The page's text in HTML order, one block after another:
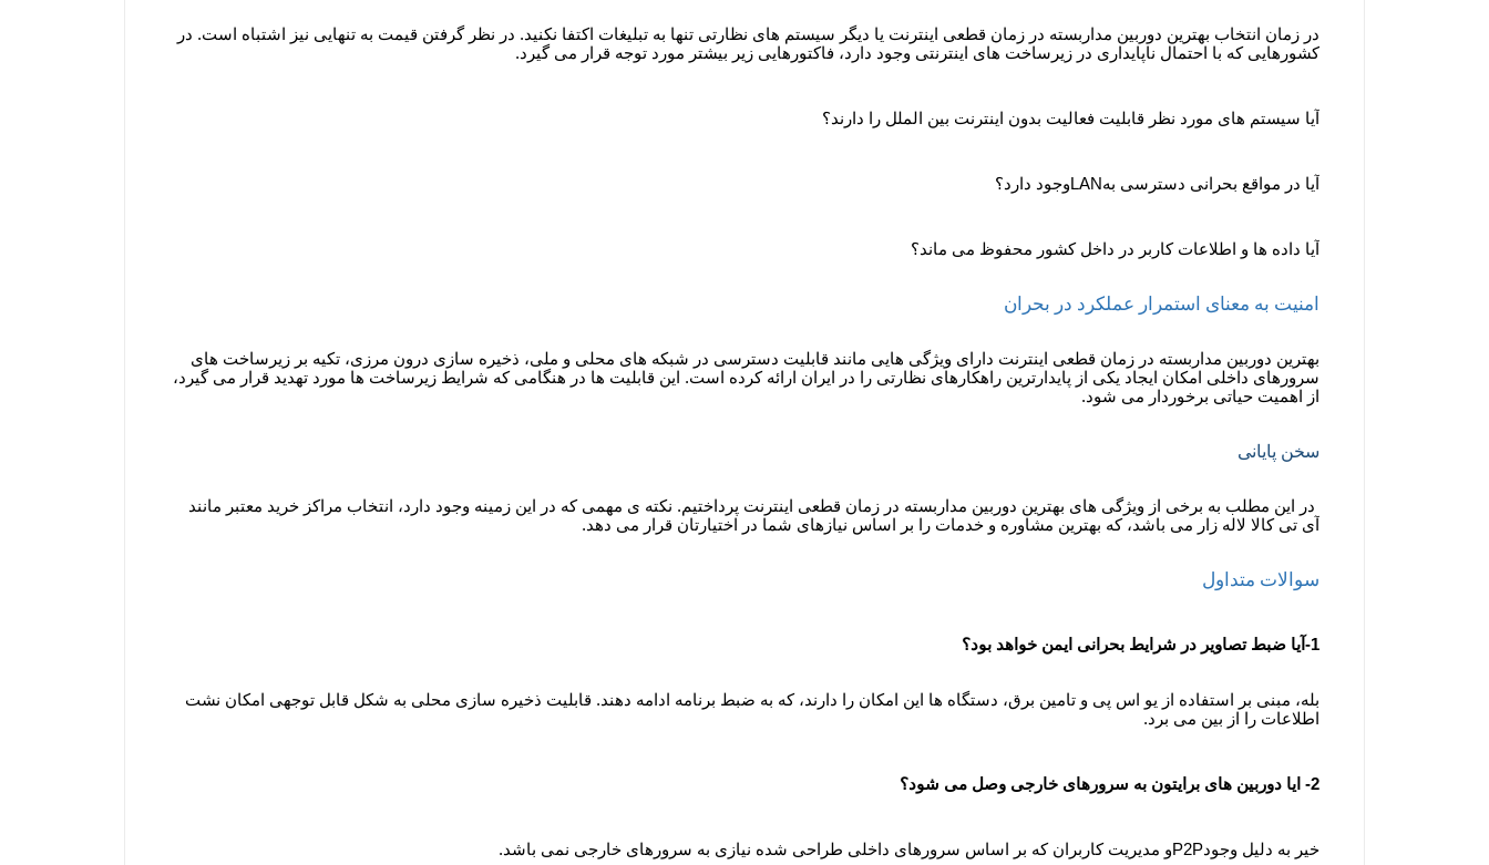
در زمان انتخاب بهترین دوربین مداربسته در زمان قطعی اینترنت یا دیگر سیستم های نظارتی تنها به تبلیغات اکتفا نکنید. در نظر گرفتن قیمت به تنهایی نیز اشتباه است. در
کشورهایی که با احتمال ناپایداری در زیرساخت های اینترنتی وجود دارد، فاکتورهایی زیر بیشتر مورد توجه قرار می گیرد.
آیا سیستم های مورد نظر قابلیت فعالیت بدون اینترنت بین الملل را دارند؟
آیا در مواقع بحرانی دسترسی بهLAN وجود دارد؟
آیا داده ها و اطلاعات کاربر در داخل کشور محفوظ می ماند؟
امنیت به معنای استمرار عملکرد در بحران
بهترین دوربین مداربسته در زمان قطعی اینترنت دارای ویژگی هایی مانند قابلیت دسترسی در شبکه های محلی و ملی، ذخیره سازی درون مرزی، تکیه بر زیرساخت های
سرورهای داخلی امکان ایجاد یکی از پایدارترین راهکارهای نظارتی را در ایران ارائه کرده است. این قابلیت ها در هنگامی که شرایط زیرساخت ها مورد تهدید قرار می گیرد،
از اهمیت حیاتی برخوردار می شود.
سخن پایانی
در این مطلب به برخی از ویژگی های بهترین دوربین مداربسته در زمان قطعی اینترنت پرداختیم. نکته ی مهمی که در این زمینه وجود دارد، انتخاب مراکز خرید معتبر مانند
آی تی کالا لاله زار می باشد، که بهترین مشاوره و خدمات را بر اساس نیازهای شما در اختیارتان قرار می دهد.
سوالات متداول
1-آیا ضبط تصاویر در شرایط بحرانی ایمن خواهد بود؟
بله، مبنی بر استفاده از یو اس پی و تامین برق، دستگاه ها این امکان را دارند، که به ضبط برنامه ادامه دهند. قابلیت ذخیره سازی محلی به شکل قابل توجهی امکان نشت
اطلاعات را از بین می برد.
2- ایا دوربین های برایتون به سرورهای خارجی وصل می شود؟
خیر به دلیل وجودP2Pو مدیریت کاربران که بر اساس سرورهای داخلی طراحی شده نیازی به سرورهای خارجی نمی باشد.